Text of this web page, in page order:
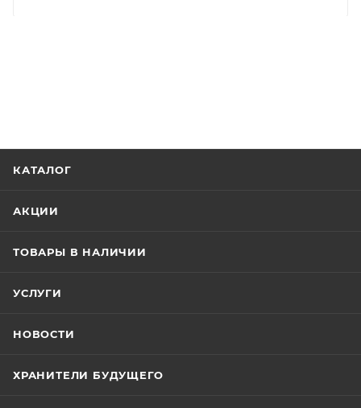
КАТАЛОГ
АКЦИИ
ТОВАРЫ В НАЛИЧИИ
УСЛУГИ
НОВОСТИ
ХРАНИТЕЛИ БУДУЩЕГО